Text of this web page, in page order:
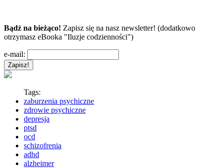
Bądź na bieżąco! Zapisz się na nasz newsletter! (dodatkowo
otrzymasz eBooka "Iluzje codzienności")
e-mail:
Tags:
zaburzenia psychiczne
zdrowie psychiczne
depresja
ptsd
ocd
schizofrenia
adhd
alzheimer